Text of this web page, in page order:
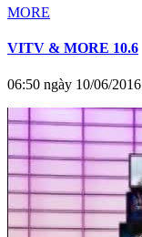
MORE
VITV & MORE 10.6
06:50 ngày 10/06/2016